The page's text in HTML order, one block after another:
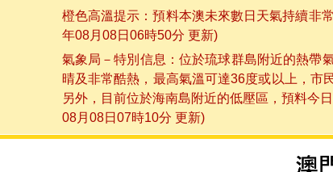
橙色高溫提示：預料本澳未來數日天氣持續非
年08月08日06時50分 更新)
氣象局－特別信息：位於琉球群島附近的熱帶
晴及非常酷熱，最高氣溫可達36度或以上，市
另外，目前位於海南島附近的低壓區，預料今
08月08日07時10分 更新)